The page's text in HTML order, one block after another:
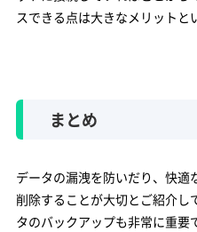
スできる点は大きなメリットと
まとめ
データの漏洩を防いだり、快適
削除することが大切とご紹介し
タのバックアップも非常に重要